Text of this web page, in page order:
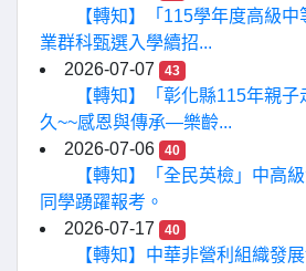
【轉知】「115學年度高級
業群科甄選入學續招...
2026-07-07
43
【轉知】「彰化縣115年親
久~~感恩與傳承—樂齡...
2026-07-06
40
【轉知】「全民英檢」中高
同學踴躍報考。
2026-07-17
40
【轉知】中華非營利組織發